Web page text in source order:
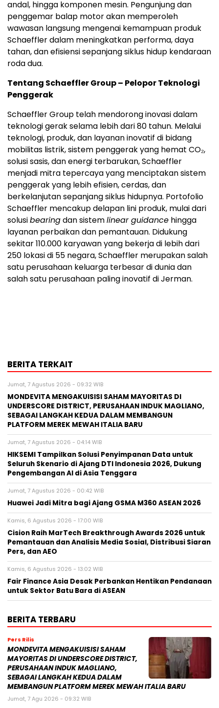
andal, hingga komponen mesin. Pengunjung dan
penggemar balap motor akan memperoleh
wawasan langsung mengenai kemampuan produk
Schaeffler dalam meningkatkan performa, daya
tahan, dan efisiensi sepanjang siklus hidup kendaraan
roda dua.
Tentang Schaeffler Group – Pelopor Teknologi
Penggerak
Schaeffler Group telah mendorong inovasi dalam
teknologi gerak selama lebih dari 80 tahun. Melalui
teknologi, produk, dan layanan inovatif di bidang
mobilitas listrik, sistem penggerak yang hemat CO₂,
solusi sasis, dan energi terbarukan, Schaeffler
menjadi mitra tepercaya yang menciptakan sistem
penggerak yang lebih efisien, cerdas, dan
berkelanjutan sepanjang siklus hidupnya. Portofolio
Schaeffler mencakup delapan lini produk, mulai dari
solusibearingdan sistemlinear guidance hingga
layanan perbaikan dan pemantauan. Didukung
sekitar 110.000 karyawan yang bekerja di lebih dari
250 lokasi di 55 negara, Schaeffler merupakan salah
satu perusahaan keluarga terbesar di dunia dan
salah satu perusahaan paling inovatif di Jerman.
BERITA TERKAIT
Jumat, 7 Agustus 2026 - 09:32 WIB
MONDEVITA MENGAKUISISI SAHAM MAYORITAS DI
UNDERSCORE DISTRICT, PERUSAHAAN INDUK MAGLIANO,
SEBAGAI LANGKAH KEDUA DALAM MEMBANGUN
PLATFORM MEREK MEWAH ITALIA BARU
Jumat, 7 Agustus 2026 - 04:14 WIB
HIKSEMI Tampilkan Solusi Penyimpanan Data untuk
Seluruh Skenario di Ajang DTI Indonesia 2026, Dukung
Pengembangan AI di Asia Tenggara
Jumat, 7 Agustus 2026 - 00:42 WIB
Huawei Jadi Mitra bagi Ajang GSMA M360 ASEAN 2026
Kamis, 6 Agustus 2026 - 17:00 WIB
Cision Raih MarTech Breakthrough Awards 2026 untuk
Pemantauan dan Analisis Media Sosial, Distribusi Siaran
Pers, dan AEO
Kamis, 6 Agustus 2026 - 13:02 WIB
Fair Finance Asia Desak Perbankan Hentikan Pendanaan
untuk Sektor Batu Bara di ASEAN
BERITA TERBARU
Pers Rilis
MONDEVITA MENGAKUISISI SAHAM
MAYORITAS DI UNDERSCORE DISTRICT,
PERUSAHAAN INDUK MAGLIANO,
SEBAGAI LANGKAH KEDUA DALAM
MEMBANGUN PLATFORM MEREK MEWAH ITALIA BARU
Jumat, 7 Agu 2026 - 09:32 WIB